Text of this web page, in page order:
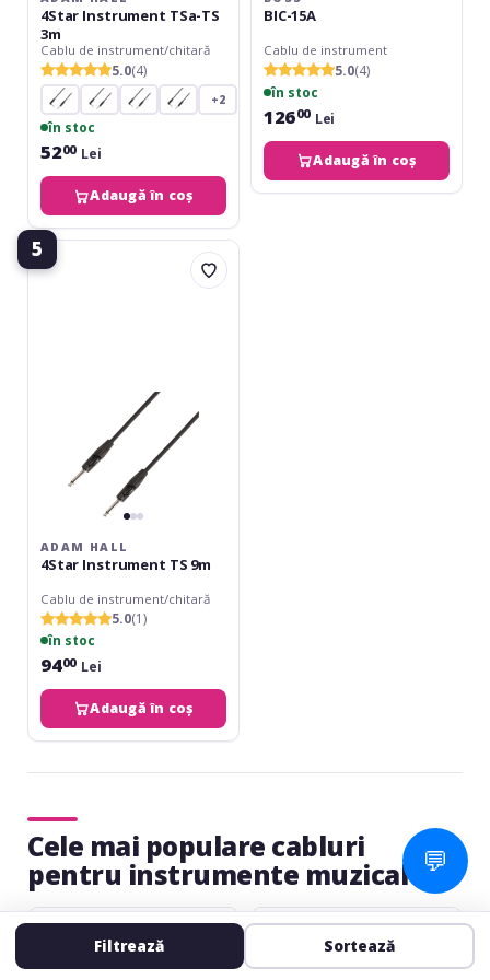
4Star Instrument TSa-TS
3m
Cablu de instrument/chitară
5.0(4)
+2
în stoc
5200 Lei
Adaugă în coș
BIC-15A
Cablu de instrument
5.0(4)
în stoc
12600 Lei
Adaugă în coș
5
Adam
Hall
ADAM HALL
4Star Instrument TS 9m
Cablu de instrument/chitară
5.0(1)
în stoc
9400 Lei
Adaugă în coș
Cele mai populare cabluri
pentru instrumente muzicale
Adam
Adam
Filtrează Sortează
💬